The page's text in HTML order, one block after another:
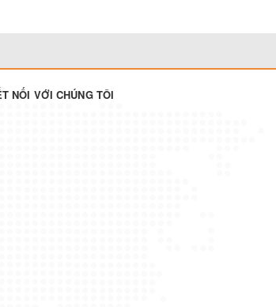
NỐI VỚI CHÚNG TÔI